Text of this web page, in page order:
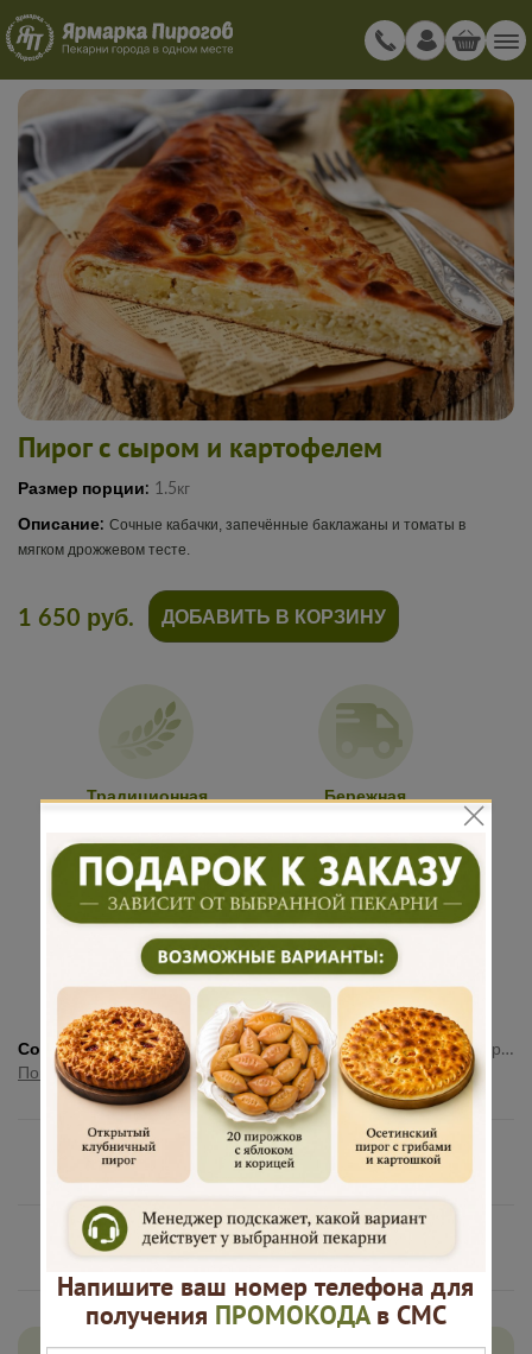
Пирог с сыром и картофелем
Размер порции: 1.5кг
Описание: Сочные кабачки, запечённые баклажаны и томаты в
мягком дрожжевом тесте.
Традиционная
Бережная
Подарок к
каждому
заказу
Много
начинки
1 650 руб. ДОБАВИТЬ В КОРЗИНУ
Состав:Мука, яйцо, дрожжи, маргарин, вода, соль, сахар, картофель, сыр гауда, брынза, маргарин
Показать полностью
Нам доверяют
Русские Пироги это
Напишите ваш номер телефона для
получения ПРОМОКОДАв СМС